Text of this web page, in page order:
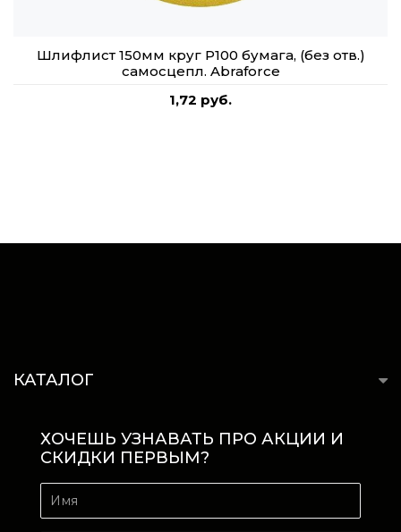
Шлифлист 150мм круг P100 бумага, (без отв.)
самосцепл. Abraforce
1,72 руб.
КАТАЛОГ
ХОЧЕШЬ УЗНАВАТЬ ПРО АКЦИИ И
СКИДКИ ПЕРВЫМ?